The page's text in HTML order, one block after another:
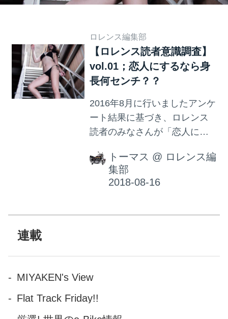
ロレンス編集部
【ロレンス読者意識調査】
vol.01；恋人にするなら身
長何センチ？？
2016年8月に行いましたアンケ
ート結果に基づき、ロレンス
読者のみなさんが「恋人にし
のように考えているのか、グ
ラフ化いたしました。
トーマス @ ロレンス編
集部
連載
MIYAKEN's View
Flat Track Friday!!